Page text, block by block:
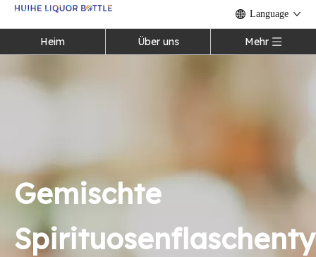
Language
Heim Über uns Mehr
Gemischte